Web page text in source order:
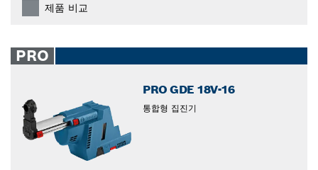
제품 비교
PRO
PRO GDE 18V-16
통합형 집진기